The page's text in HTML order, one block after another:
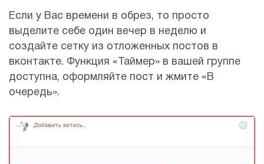
Если у Вас времени в обрез, то просто
выделите себе один вечер в неделю и
создайте сетку из отложенных постов в
вконтакте. Функция «Таймер» в вашей группе
доступна, оформляйте пост и жмите «В
очередь».